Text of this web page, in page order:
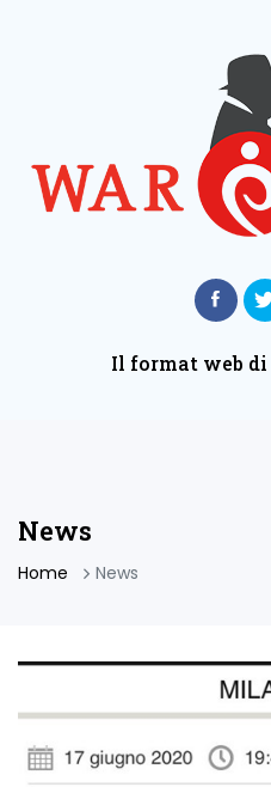
Il format web
News
Home News